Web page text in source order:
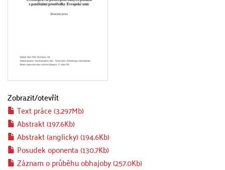
Zobrazit/otevřít
Text práce (3.297Mb)
Abstrakt (197.6Kb)
Abstrakt (anglicky) (194.6Kb)
Posudek oponenta (130.7Kb)
Záznam o průběhu obhajoby (257.0Kb)